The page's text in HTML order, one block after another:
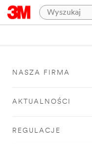
NASZA FIRMA
AKTUALNOŚCI
REGULACJE